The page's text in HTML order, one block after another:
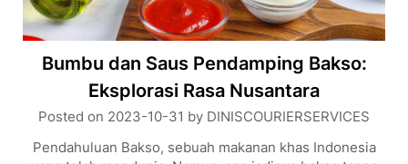
Bumbu dan Saus Pendamping Bakso:
Eksplorasi Rasa Nusantara
Posted on 2023-10-31 by DINISCOURIERSERVICES
Pendahuluan Bakso, sebuah makanan khas Indonesia